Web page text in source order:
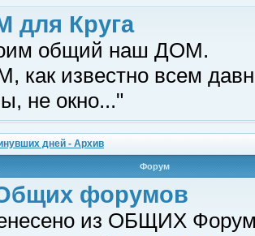
для Круга
общий наш ДОМ.
как известно всем
не окно..."
дней - Архив
Форум
форумов
из ОБЩИХ